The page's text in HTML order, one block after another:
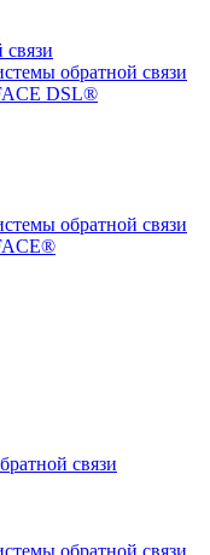
обратной связи
DSL®
обратной связи
связи
обратной связи